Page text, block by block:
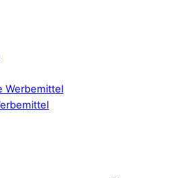
Werbemittel